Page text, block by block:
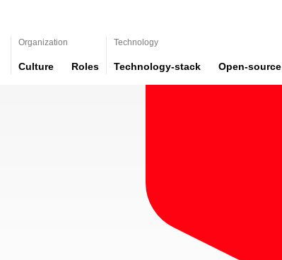
Organization
Culture Roles
Technology
Technology-stack Open-source